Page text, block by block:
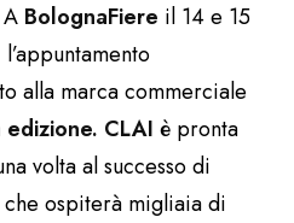
BolognaFiere il 14 e 15
l’appuntamento
alla marca commerciale
CLAI è pronta
volta al successo di
ospiterà migliaia di